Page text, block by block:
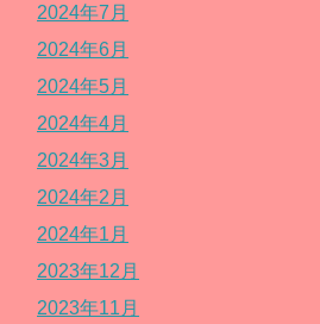
2024年7月
2024年6月
2024年5月
2024年4月
2024年3月
2024年2月
2024年1月
2023年12月
2023年11月